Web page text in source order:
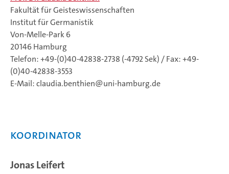
Fakultät für Geisteswissenschaften
Institut für Germanistik
Von-Melle-Park 6
20146 Hamburg
Telefon: +49-(0)40-42838-2738 (-4792 Sek) / Fax: +49-
(0)40-42838-3553
E-Mail: claudia.benthien@uni-hamburg.de
Koordinator
Jonas Leifert